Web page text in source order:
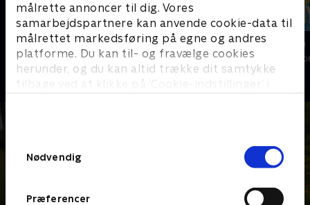
målrette annoncer til dig. Vores
samarbejdspartnere kan anvende cookie-data til
målrettet markedsføring på egne og andres
platforme. Du kan til- og fravælge cookies
herunder, og du kan altid trække dit samtykke
tilbage ved at klikke på ’Cookie-indstillinger’ i
Nødvendig
Præferencer
Forræder
Reality • 4 sæsoner
Nybyggerne
Reality • 3